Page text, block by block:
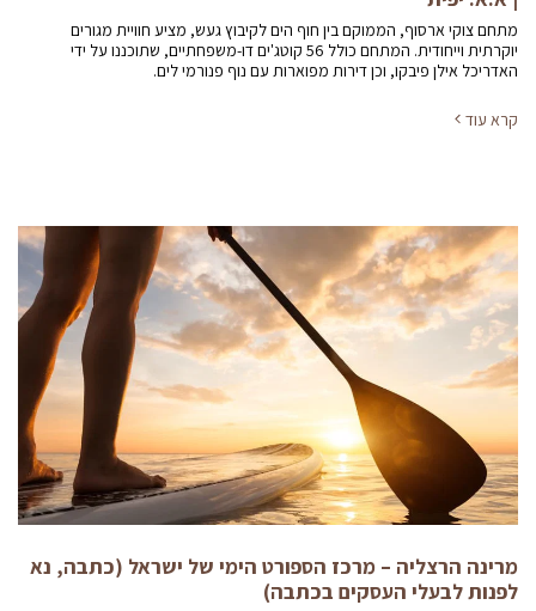
מתחם צוקי ארסוף, הממוקם בין חוף הים לקיבוץ געש, מציע חוויית מגורים
יוקרתית וייחודית. המתחם כולל 56 קוטג'ים דו-משפחתיים, שתוכננו על ידי
האדריכל אילן פיבקו, וכן דירות מפוארות עם נוף פנורמי לים.
קרא עוד
מרינה הרצליה – מרכז הספורט הימי של ישראל (כתבה, נא
לפנות לבעלי העסקים בכתבה)